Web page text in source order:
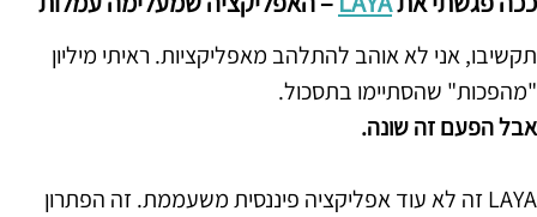
תקשיבו, אני לא אוהב להתלהב מאפליקציות. ראיתי מיליון
"מהפכות" שהסתיימו בתסכול.
אבל הפעם זה שונה.
LAYA זה לא עוד אפליקציה פיננסית משעממת. זה הפתרון